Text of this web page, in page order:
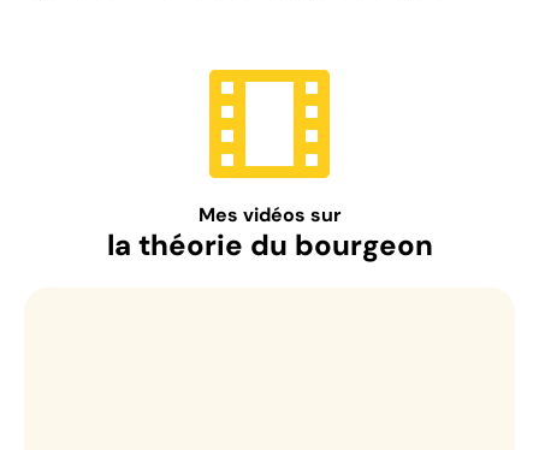
Mes vidéos sur
la théorie du bourgeon